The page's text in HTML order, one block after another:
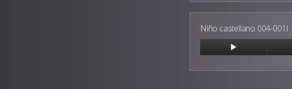
Niño castellano 004-001I